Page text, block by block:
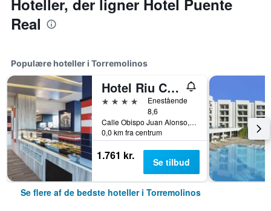
Hoteller, der ligner Hotel Puente
Real
Populære hoteller i Torremolinos
Hotel Riu Costa Del Sol
4 stjerner
Enestående
8,6
Calle Obispo Juan Alonso, nº 2, Torremolinos, Andalusien, Spanien
0,0 km fra centrum
1.761 kr. Se tilbud
Se flere af de bedste hoteller i Torremolinos